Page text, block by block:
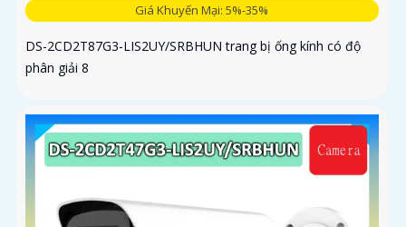
Giá Khuyến Mại: 5%-35%
DS-2CD2T87G3-LIS2UY/SRBHUN trang bị ống kính có độ
phân giải 8